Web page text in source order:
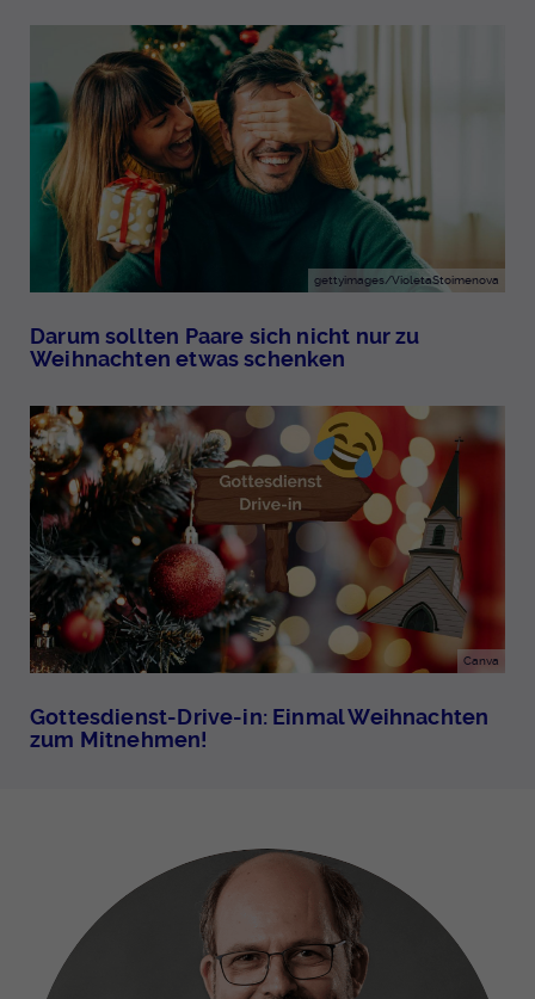
gettyimages/VioletaStoimenova
Darum sollten Paare sich nicht nur zu
Weihnachten etwas schenken
Canva
Gottesdienst-Drive-in: Einmal Weihnachten
zum Mitnehmen!